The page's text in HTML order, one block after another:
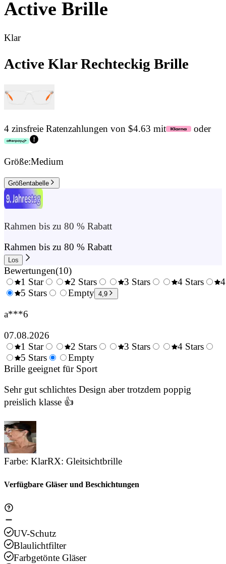
Active Brille
Klar
Active Klar Rechteckig Brille
4 zinsfreie Ratenzahlungen von $4.63 mit oder
Größe:Medium
Größentabelle
Rahmen bis zu 80 % Rabatt
Rahmen bis zu 80 % Rabatt
Los
Bewertungen(10)
0.5
1 Star
1.5
2 Stars
2.5
3 Stars
4 Stars
5 Stars
Empty 4,9
a***6
07.08.2026
0.5
Stars
1 Star
1.5
Stars
2 Stars
3 Stars
4 Stars
5 Stars
Empty
Brille geeignet für Sport
Sehr gut schlichtes Design aber trotzdem poppig
preislich klasse 👍
Farbe: KlarRX: Gleitsichtbrille
Verfügbare Gläser und Beschichtungen
UV-Schutz
Blaulichtfilter
Farbgetönte Gläser